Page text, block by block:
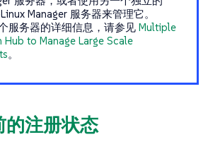
Manager 服务器来管理它。
服务器的详细信息，请参见 Multiple
Hub to Manage Large Scale
。
的注册状态